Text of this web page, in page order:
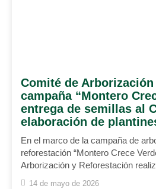
Comité de
campaña “Montero
entrega de semillas al
elaboración de
En el marco de la campaña de
reforestación “Montero Crece
Arborización y Reforestación
14 de mayo de 2026